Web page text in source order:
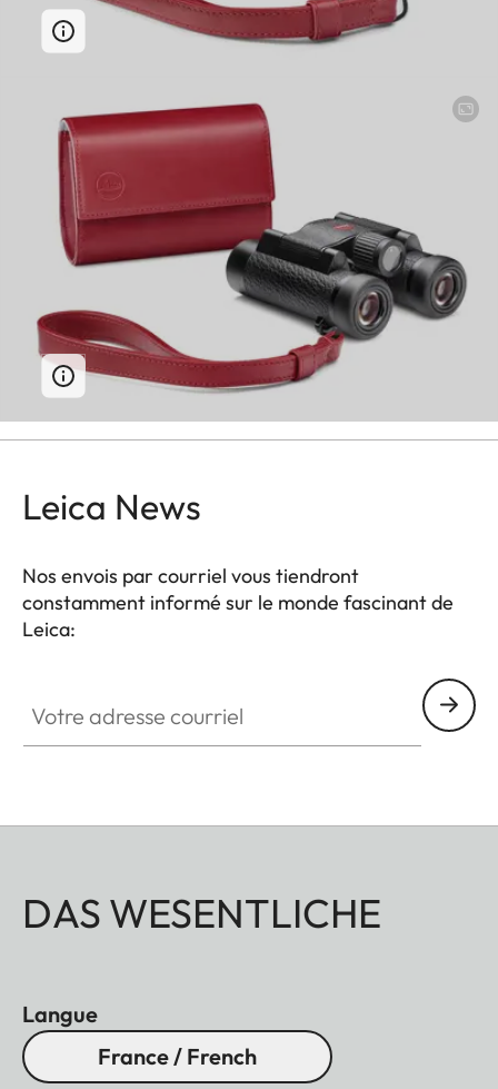
Leica News
Nos envois par courriel vous tiendront
constamment informé sur le monde fascinant de
Leica:
DAS WESENTLICHE
Langue
France / French